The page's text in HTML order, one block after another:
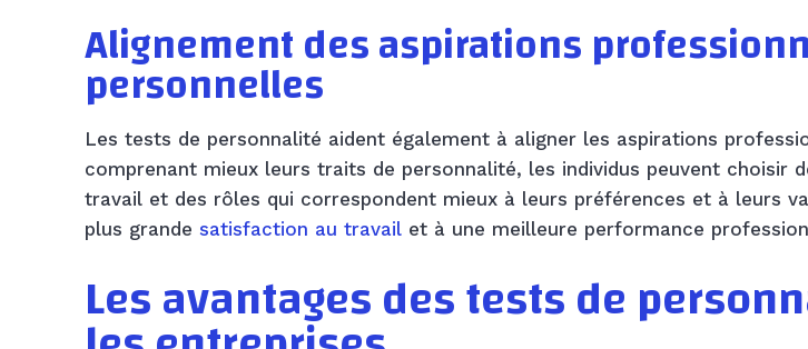
Alignement des aspirations
personnelles
Les tests de personnalité aident également à aligner les aspirations
comprenant mieux leurs traits de personnalité, les individus peuvent choisir
travail et des rôles qui correspondent mieux à leurs préférences et à leurs
plus grande satisfaction au travail et à une meilleure performance
Les avantages des tests de